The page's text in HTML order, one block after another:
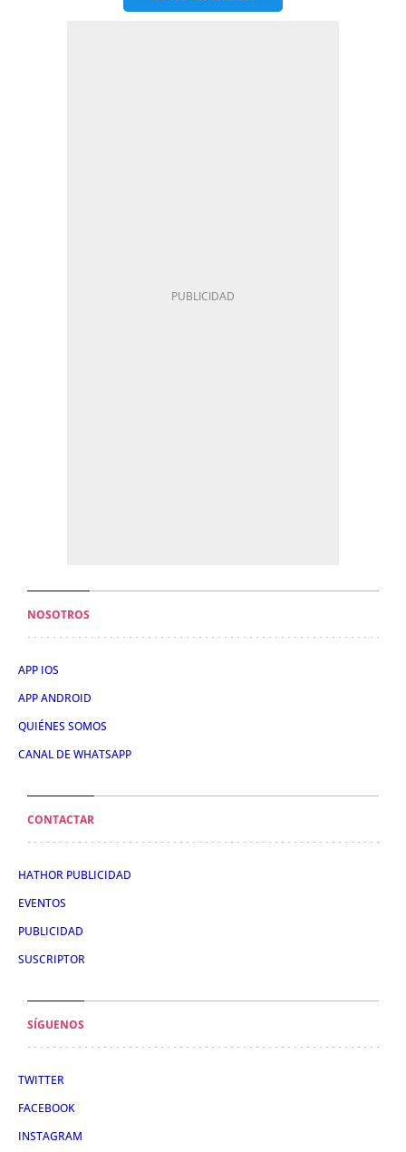
NOSOTROS
APP IOS
APP ANDROID
QUIÉNES SOMOS
CANAL DE WHATSAPP
CONTACTAR
HATHOR PUBLICIDAD
EVENTOS
PUBLICIDAD
SUSCRIPTOR
SÍGUENOS
TWITTER
FACEBOOK
INSTAGRAM